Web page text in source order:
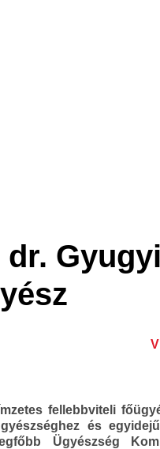
fellebbviteli
és
Ügyészség